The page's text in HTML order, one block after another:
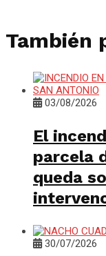
También
03/08/2026
El
parcela
queda
30/07/2026